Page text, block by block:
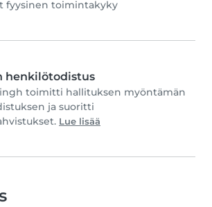
fyysinen toimintakyky
henkilötodistus
toimitti hallituksen myöntämän
ja suoritti
Lue lisää